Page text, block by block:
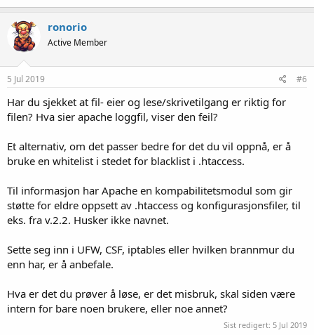
ronorio
Active Member
5 Jul 2019 #6
Har du sjekket at fil- eier og lese/skrivetilgang er riktig for
filen? Hva sier apache loggfil, viser den feil?
Et alternativ, om det passer bedre for det du vil oppnå, er å
bruke en whitelist i stedet for blacklist i .htaccess.
Til informasjon har Apache en kompabilitetsmodul som gir
støtte for eldre oppsett av .htaccess og konfigurasjonsfiler, til
eks. fra v.2.2. Husker ikke navnet.
Sette seg inn i UFW, CSF, iptables eller hvilken brannmur du
enn har, er å anbefale.
Hva er det du prøver å løse, er det misbruk, skal siden være
intern for bare noen brukere, eller noe annet?
Sist redigert: 5 Jul 2019